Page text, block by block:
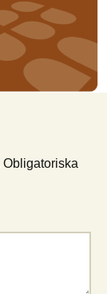
Obligatoriska